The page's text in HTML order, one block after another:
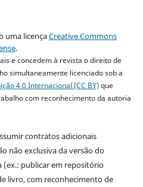
uma licençaCreative Commons
.
e concedem à revista o direito de
simultaneamente licenciado sob a
4.0 Internacional (CC BY)que
com reconhecimento da autoria
contratos adicionais
não exclusiva da versão do
(ex.: publicar em repositório
livro, com reconhecimento de